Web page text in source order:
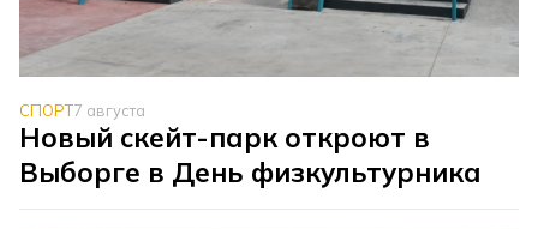
СПОРТ7 августа
Новый скейт-парк откроют в
Выборге в День физкультурника